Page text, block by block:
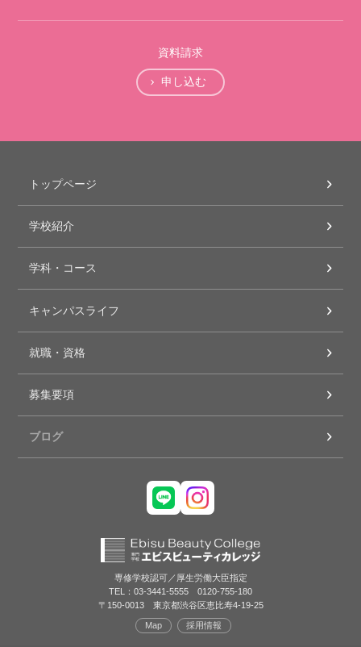
資料請求
申し込む
トップページ
学校紹介
学科・コース
キャンパスライフ
就職・資格
募集要項
ブログ
専修学校認可／厚生労働大臣指定
TEL：03-3441-5555 0120-755-180
〒150-0013 東京都渋谷区恵比寿4-19-25
Map 採用情報